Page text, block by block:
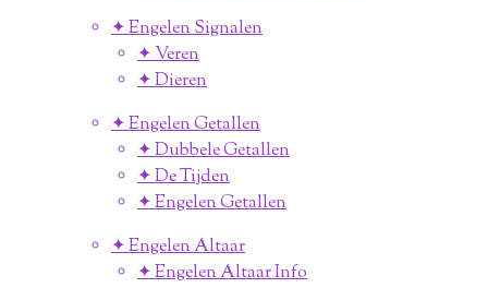
✦ Engelen Signalen
✦ Veren
✦ Dieren
✦ Engelen Getallen
✦ Dubbele Getallen
✦ De Tijden
✦ Engelen Getallen
✦ Engelen Altaar
✦ Engelen Altaar Info